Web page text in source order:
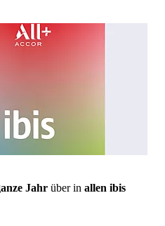
Jahr über in allen ibis